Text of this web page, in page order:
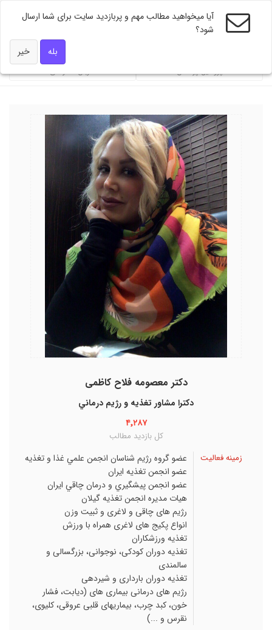
پروفایل پزشکان
ضربان تندرستی
دکتر معصومه فلاح کاظمی
دکترا مشاور تغذيه و رژيم درماني
۴٬۲۸۷
کل بازدید مطالب
زمینه فعالیت
عضو گروه رژيم شناسان انجمن علمي غذا و تغذيه
عضو انجمن تغذيه ايران
عضو انجمن پيشگيري و درمان چاقي ايران
هيات مديره انجمن تغذيه گيلان
رژیم های چاقی و لاغری و ثبيت وزن
انواع پکیج های لاغری همراه با ورزش
تغذیه ورزشکاران
تغذیه دوران کودکی، نوجوانی، بزرگسالی و
سالمندی
تغذیه دوران بارداری و شیردهی
رژیم های درمانی بیماری های (دیابت، فشار
خون، کبد چرب، بیماریهای قلبی عروقی، کلیوی،
نقرس و ...)
آیا میخواهید مطالب مهم و پربازدید سایت برای شما ارسال
شود؟
بله
خیر